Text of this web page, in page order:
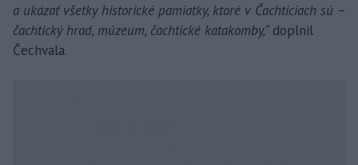
a ukázať všetky historické pamiatky, ktoré v Čachticiach sú –
čachtický hrad, múzeum, čachtické katakomby,“ doplnil
Čechvala.